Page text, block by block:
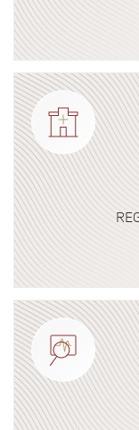
Подробнее о
Подробнее о